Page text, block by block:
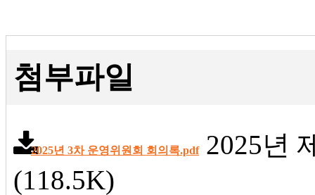
첨부파일
2025년 3차 운영위원회 회의록.pdf2025년
(118.5K)